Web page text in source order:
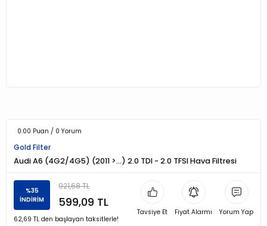
0.00 Puan / 0 Yorum
Gold Filter
Audi A6 (4G2/4G5) (2011 >…) 2.0 TDI - 2.0 TFSI Hava Filtresi
%35
İNDİRİM
921,68 TL
599,09 TL
62,69 TL den başlayan taksitlerle!
Tavsiye Et Fiyat Alarmı Yorum Yap